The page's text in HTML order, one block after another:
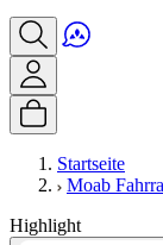
Startseite
Moab
Highlight